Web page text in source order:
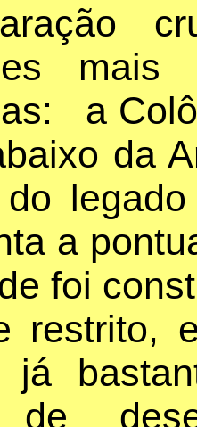
a
da
a
foi
restrito,
já